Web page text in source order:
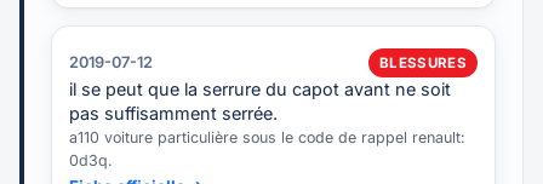
2019-07-12 BLESSURES
il se peut que la serrure du capot avant ne soit
pas suffisamment serrée.
a110 voiture particulière sous le code de rappel renault:
0d3q.